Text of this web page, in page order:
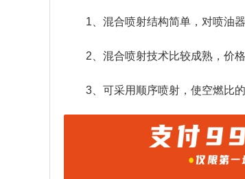
1、混合喷射结构简单，对喷油
2、混合喷射技术比较成熟，价
3、可采用顺序喷射，使空燃比